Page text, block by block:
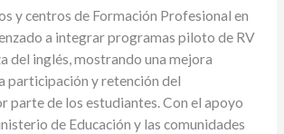
y centros de Formación Profesional en
a integrar programas piloto de RV
del inglés, mostrando una mejora
participación y retención del
parte de los estudiantes. Con el apoyo
de Educación y las comunidades